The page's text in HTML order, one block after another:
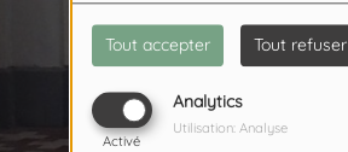
Tout accepter Tout refuser
Analytics
Activé
Utilisation: Analyse